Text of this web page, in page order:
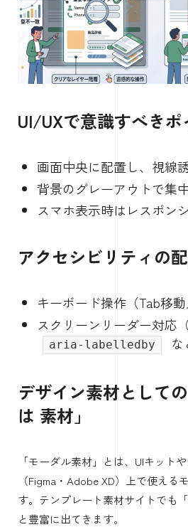
UI/UXで意識すべきポ
画面中央に配置し、視線
背景のグレーアウトで集
スマホ表示時はレスポン
アクセシビリティの
キーボード操作（Tab移動
スクリーンリーダー対応
aria-labelledby な
デザイン素材として
は 素材」
「モーダル素材」とは、UIキット
（Figma・Adobe XD）上で使える
す。テンプレート素材サイトでも
と豊富に出てきます。